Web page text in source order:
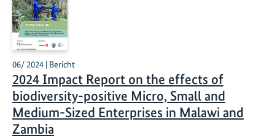
06/ 2024 | Bericht
2024 Impact Report on the effects of
biodiversity-positive Micro, Small and
Medium-Sized Enterprises in Malawi and
Zambia